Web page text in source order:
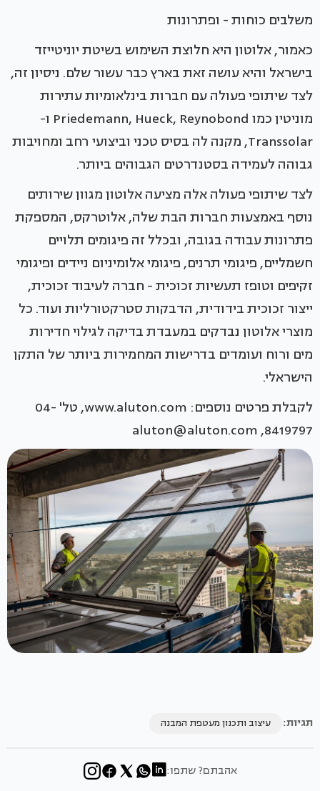
משלבים כוחות - ופתרונות
כאמור, אלוטון היא חלוצת השימוש בשיטת יוניטייזד
בישראל והיא עושה זאת בארץ כבר עשור שלם. ניסיון זה,
לצד שיתופי פעולה עם חברות בינלאומיות עתירות
מוניטין כמו Priedemann, Hueck, Reynobond ו-
Transsolar, מקנה לה בסיס טכני וביצועי רחב ומחויבות
גבוהה לעמידה בסטנדרטים הגבוהים ביותר.
לצד שיתופי פעולה אלה מציעה אלוטון מגוון שירותים
נוסף באמצעות חברות הבת שלה, אלוטרקס, המספקת
פתרונות עבודה בגובה, ובכלל זה פיגומים תלויים
חשמליים, פיגומי תרנים, פיגומי אלומיניום ניידים ופיגומי
זקיפים וטופז תעשיות זכוכית - חברה לעיבוד זכוכית,
ייצור זכוכית בידודית, הדבקות סטרקטורליות ועוד. כל
מוצרי אלוטון נבדקים במעבדת בדיקה לגילוי חדירות
מים ורוח ועומדים בדרישות המחמירות ביותר של התקן
הישראלי.
לקבלת פרטים נוספים: www.aluton.com, טל' 04-
8419797, aluton@aluton.com
תגיות: עיצוב ותכנון מעטפת המבנה
אהבתם? שתפו: